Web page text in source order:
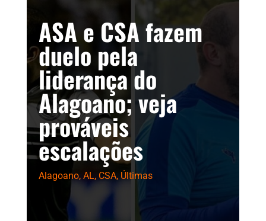
ASA e CSA fazem
duelo pela
liderança do
Alagoano; veja
prováveis
escalações
Alagoano, AL, CSA, Últimas